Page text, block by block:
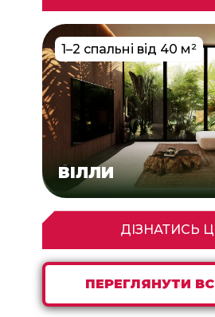
1–2 спальні від 40 м²
ВІЛЛИ
ДІЗНАТИСЬ
ПЕРЕГЛЯНУТИ